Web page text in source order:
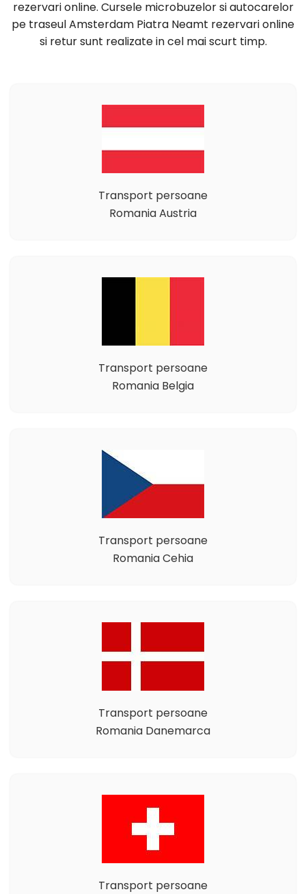
rezervari online. Cursele microbuzelor si autocarelor
pe traseul Amsterdam Piatra Neamt rezervari online
si retur sunt realizate in cel mai scurt timp.
Transport persoane
Romania Austria
Transport persoane
Romania Belgia
Transport persoane
Romania Cehia
Transport persoane
Romania Danemarca
Transport persoane